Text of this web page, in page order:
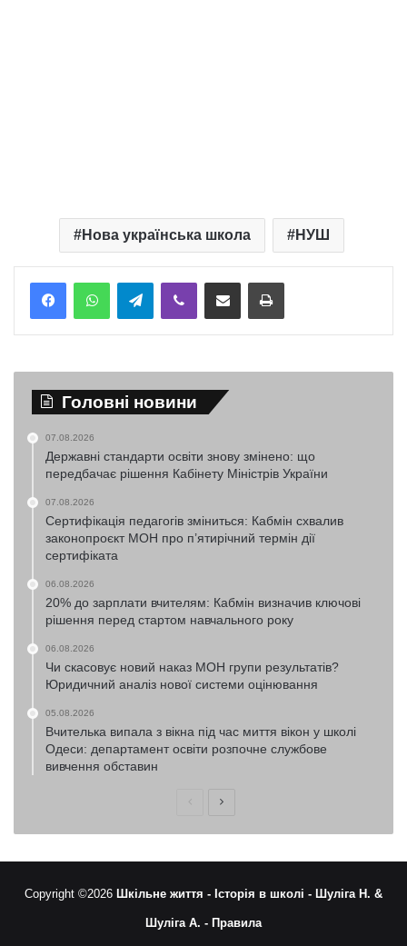
Нова українська школа НУШ
TelegramViber Надіслати електронною поштоюНадрукувати
Головні новини
07.08.2026
Державні стандарти освіти знову змінено: що
передбачає рішення Кабінету Міністрів України
07.08.2026
Сертифікація педагогів зміниться: Кабмін схвалив
законопроєкт МОН про п’ятирічний термін дії
сертифіката
06.08.2026
20% до зарплати вчителям: Кабмін визначив ключові
рішення перед стартом навчального року
06.08.2026
Чи скасовує новий наказ МОН групи результатів?
Юридичний аналіз нової системи оцінювання
05.08.2026
Вчителька випала з вікна під час миття вікон у школі
Одеси: департамент освіти розпочне службове
вивчення обставин
ПопередняНаступна
Copyright ©2026 Шкільне життя - Історія в школі - Шуліга Н. &
Шуліга А. - Правила